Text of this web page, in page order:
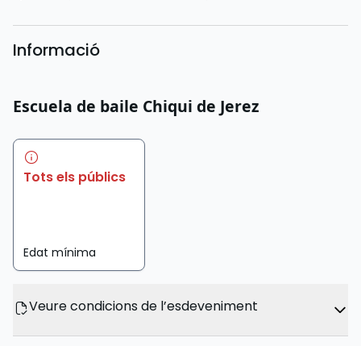
Informació
Escuela de baile Chiqui de Jerez
Tots els públics
Edat mínima
Veure condicions de l’esdeveniment